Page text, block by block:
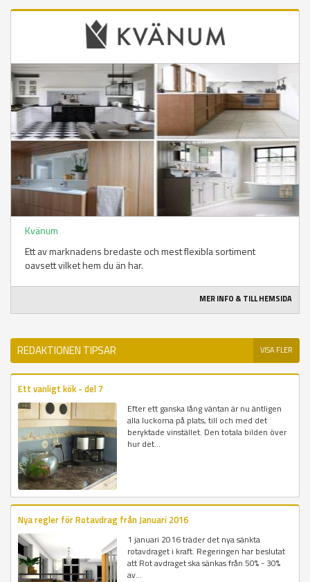
Kvänum
Ett av marknadens bredaste och mest flexibla sortiment
oavsett vilket hem du än har.
MER INFO & TILL HEMSIDA
REDAKTIONEN TIPSAR VISA FLER
Ett vanligt kök - del 7
Efter ett ganska lång väntan är nu äntligen
alla luckorna på plats, till och med det
beryktade vinstället. Den totala bilden över
hur det...
Nya regler för Rotavdrag från Januari 2016
1 januari 2016 träder det nya sänkta
rotavdraget i kraft. Regeringen har beslutat
att Rot avdraget ska sänkas från 50% - 30%
av...